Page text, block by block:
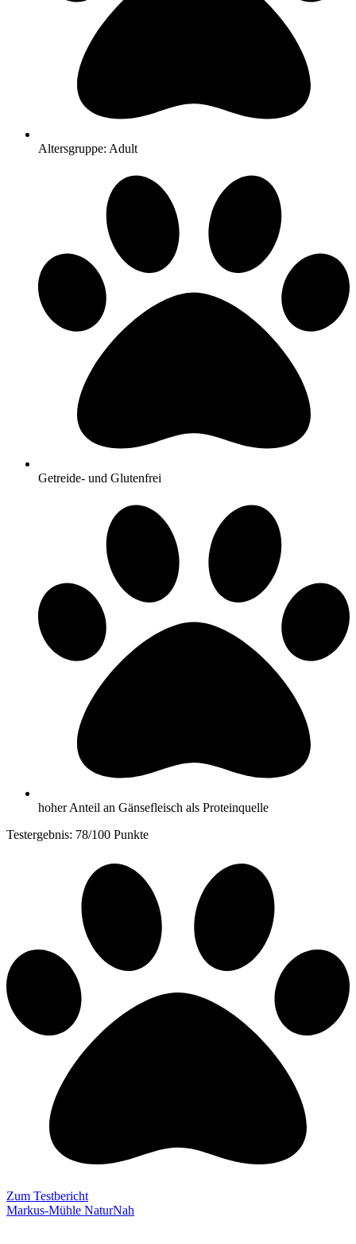
Altersgruppe: Adult
Getreide- und Glutenfrei
hoher Anteil an Gänsefleisch als Proteinquelle
Testergebnis: 78/100 Punkte
Zum Testbericht
Markus-Mühle NaturNah